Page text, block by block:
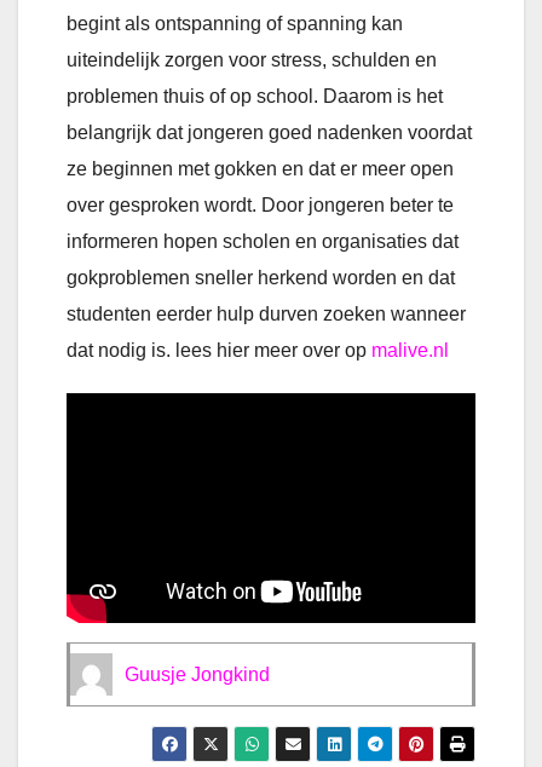
begint als ontspanning of spanning kan
uiteindelijk zorgen voor stress, schulden en
problemen thuis of op school. Daarom is het
belangrijk dat jongeren goed nadenken voordat
ze beginnen met gokken en dat er meer open
over gesproken wordt. Door jongeren beter te
informeren hopen scholen en organisaties dat
gokproblemen sneller herkend worden en dat
studenten eerder hulp durven zoeken wanneer
dat nodig is. lees hier meer over op malive.nl
Guusje Jongkind